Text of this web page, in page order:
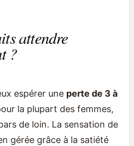
attendre
?
espérer une perte de 3 à
la plupart des femmes,
de loin. La sensation de
gérée grâce à la satiété